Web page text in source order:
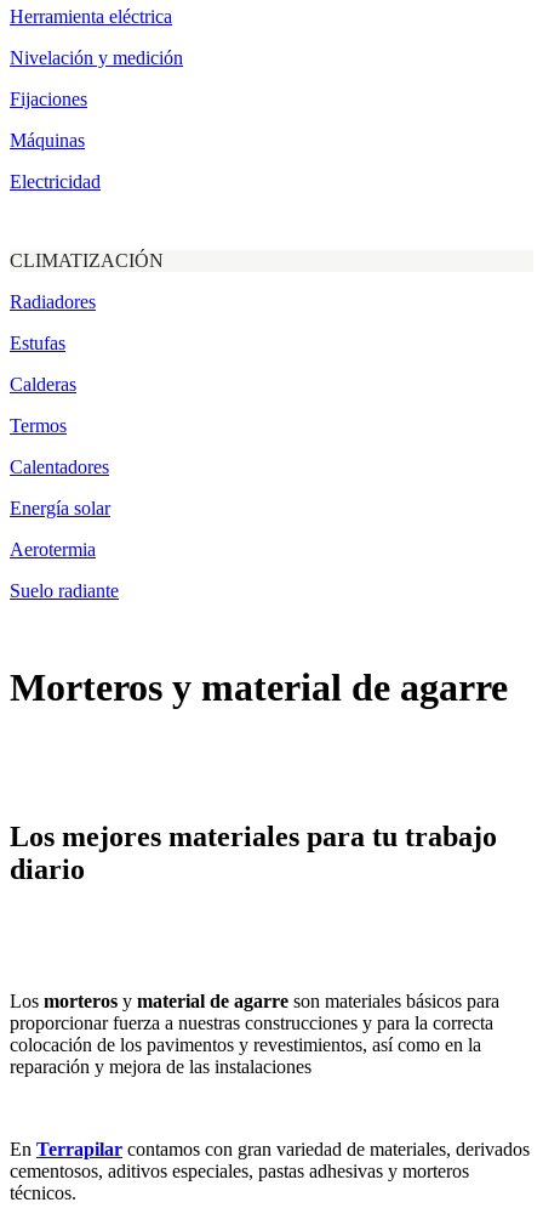
Herramienta eléctrica
Nivelación y medición
Fijaciones
Máquinas
Electricidad
CLIMATIZACIÓN
Radiadores
Estufas
Calderas
Termos
Calentadores
Energía solar
Aerotermia
Suelo radiante
Morteros y material de agarre
Los mejores materiales para tu trabajo
diario
Los morteros y material de agarre son materiales básicos para
proporcionar fuerza a nuestras construcciones y para la correcta
colocación de los pavimentos y revestimientos, así como en la
reparación y mejora de las instalaciones
En Terrapilar contamos con gran variedad de materiales, derivados
cementosos, aditivos especiales, pastas adhesivas y morteros
técnicos.